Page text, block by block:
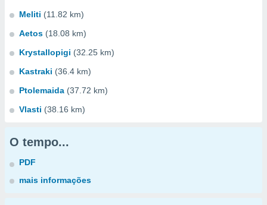
Meliti (11.82 km)
Aetos (18.08 km)
Krystallopigi (32.25 km)
Kastraki (36.4 km)
Ptolemaida (37.72 km)
Vlasti (38.16 km)
O tempo...
PDF
mais informações